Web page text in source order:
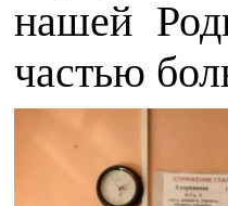
нашей
частью